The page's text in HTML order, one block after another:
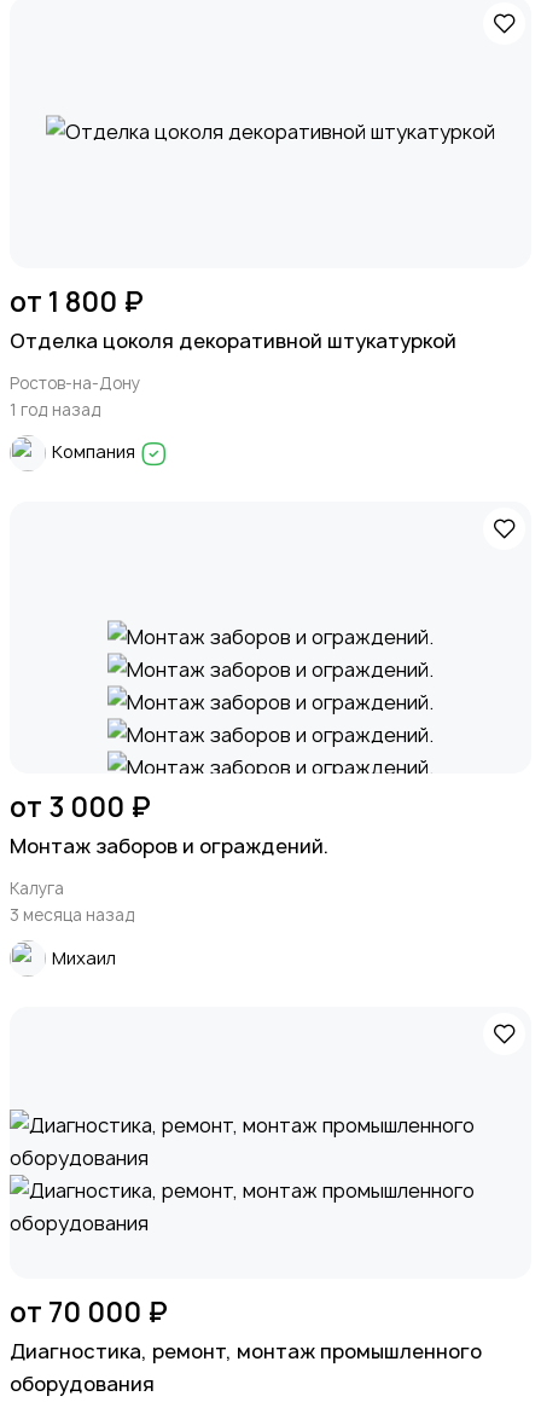
от 1 800 ₽
Отделка цоколя декоративной штукатуркой
Ростов-на-Дону
1 год назад
Компания
от 3 000 ₽
Монтаж заборов и ограждений.
Калуга
3 месяца назад
Михаил
от 70 000 ₽
Диагностика, ремонт, монтаж промышленного
оборудования